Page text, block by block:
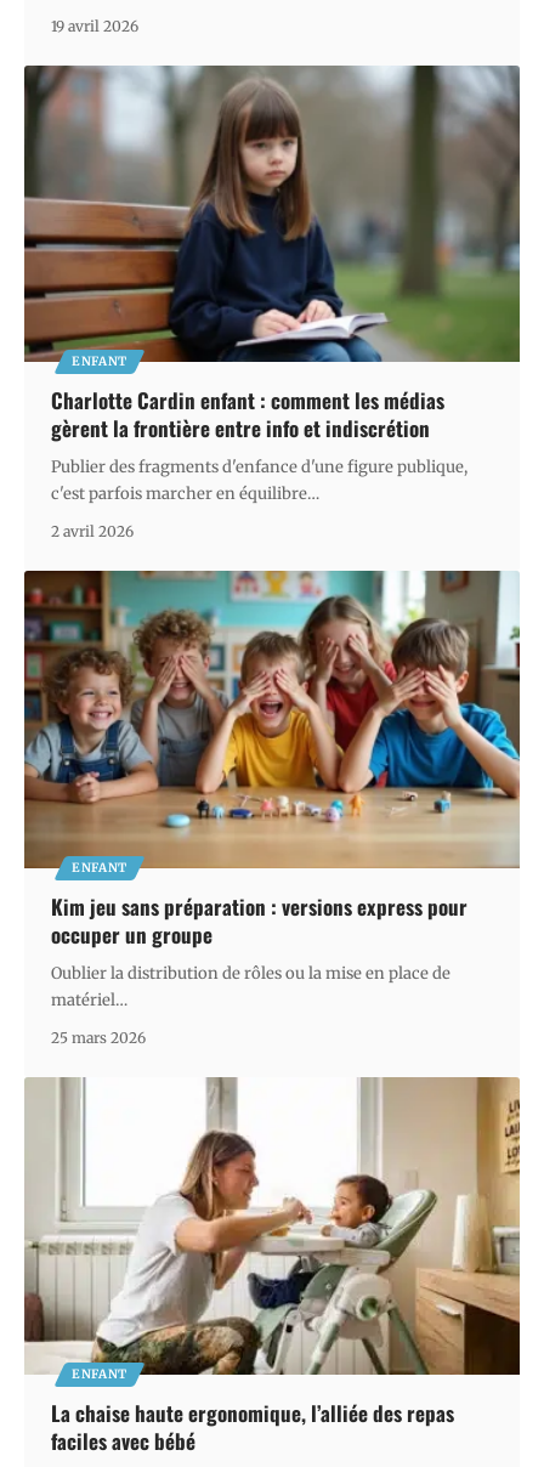
19 avril 2026
ENFANT
Charlotte Cardin enfant : comment les médias
gèrent la frontière entre info et indiscrétion
Publier des fragments d'enfance d'une figure publique,
c'est parfois marcher en équilibre…
2 avril 2026
ENFANT
Kim jeu sans préparation : versions express pour
occuper un groupe
Oublier la distribution de rôles ou la mise en place de
matériel…
25 mars 2026
ENFANT
La chaise haute ergonomique, l’alliée des repas
faciles avec bébé